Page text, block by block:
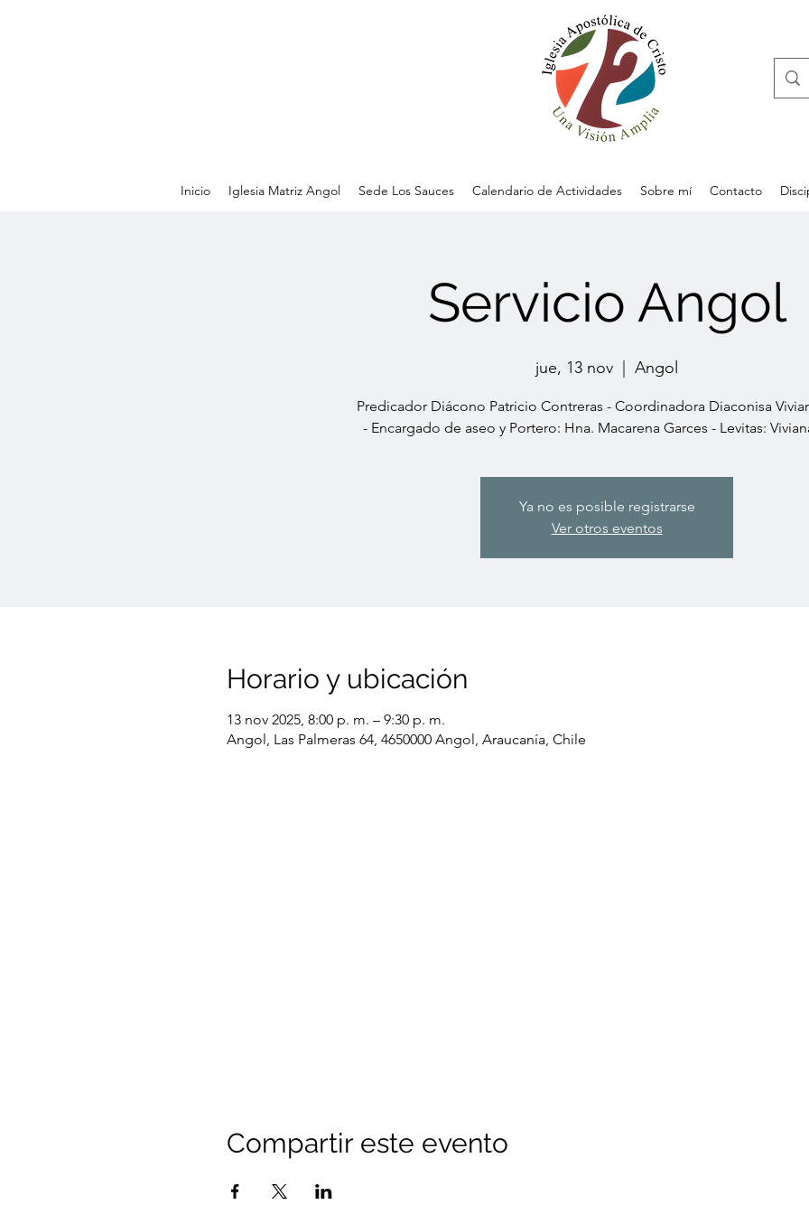
Inicio Iglesia Matriz Angol Sede Los Sauces Calendario de Actividades Sobre mí Contacto
Servicio Angol
jue, 13 nov Angol
Predicador Diácono Patricio Contreras - Coordinadora Diaconisa
- Encargado de aseo y Portero: Hna. Macarena Garces - Levitas:
Ya no es posible registrarse
Ver otros eventos
Horario y ubicación
13 nov 2025, 8:00 p. m. – 9:30 p. m.
Angol, Las Palmeras 64, 4650000 Angol, Araucanía, Chile
Compartir este evento